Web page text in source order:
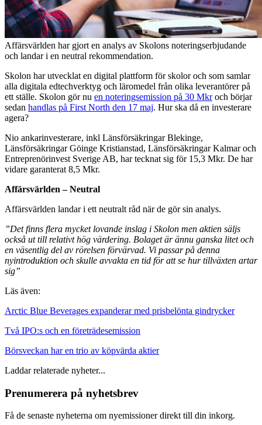
Affärsvärlden har gjort en analys av Skolons noteringserbjudande
och landar i en neutral rekommendation.
Skolon har utvecklat en digital plattform för skolor och som samlar
alla digitala edtechverktyg och läromedel från olika leverantörer på
ett ställe. Skolon gör nu en noteringsemission på 30 Mkroch börjar
sedan handlas på First North den 17 maj. Hur ska då en investerare
agera?
Nio ankarinvesterare, inkl Länsförsäkringar Blekinge,
Länsförsäkringar Göinge Kristianstad, Länsförsäkringar Kalmar och
Entreprenörinvest Sverige AB, har tecknat sig för 15,3 Mkr. De har
vidare garanterat 8,5 Mkr.
Affärsvärlden – Neutral
Affärsvärlden landar i ett neutralt råd när de gör sin analys.
”Det finns flera mycket lovande inslag i Skolon men aktien säljs
också ut till relativt hög värdering. Bolaget är ännu ganska litet och
en väsentlig del av rörelsen förvärvad. Vi passar på denna
nyintroduktion och skulle avvakta en tid för att se hur tillväxten artar
sig”
Läs även:
Arctic Blue Beverages expanderar med prisbelönta gindrycker
Två IPO:s och en företrädesemission
Börsveckan har en trio av köpvärda aktier
Laddar relaterade nyheter...
Prenumerera på nyhetsbrev
Få de senaste nyheterna om nyemissioner direkt till din inkorg.